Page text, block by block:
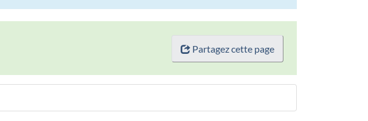
Partagez cette page